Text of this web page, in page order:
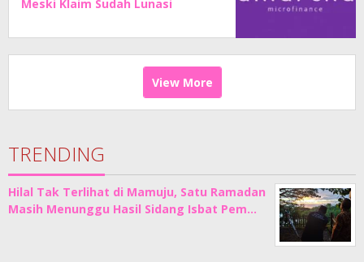
Meski Klaim Sudah Lunasi
View More
TRENDING
Hilal Tak Terlihat di Mamuju, Satu Ramadan
Masih Menunggu Hasil Sidang Isbat Pem…